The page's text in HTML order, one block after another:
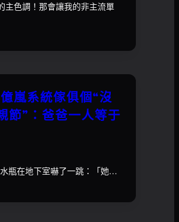
主色調！那會讓我的非主流單
嵐系統傢俱個“沒
節”：爸爸一人等于
瓶在地下室嚇了一跳：「她…